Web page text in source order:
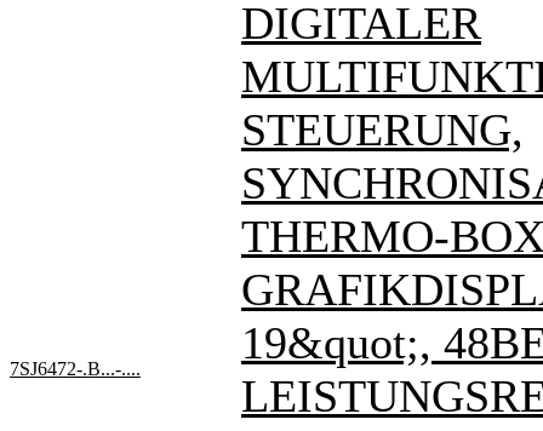
7SJ6472-.B...-....
DIGITALER
STEUERUNG,
THERMO-
19&quot;,